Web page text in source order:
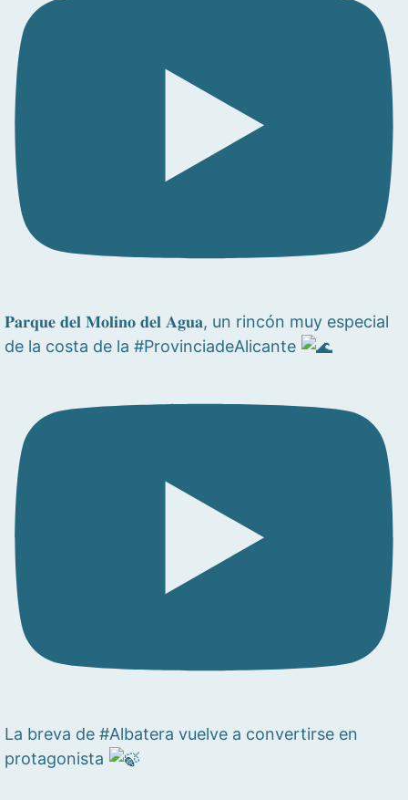
𝐏𝐚𝐫𝐪𝐮𝐞 𝐝𝐞𝐥 𝐌𝐨𝐥𝐢𝐧𝐨 𝐝𝐞𝐥 𝐀𝐠𝐮𝐚, un rincón muy especial
de la costa de la #ProvinciadeAlicante
La breva de #Albatera vuelve a convertirse en
protagonista